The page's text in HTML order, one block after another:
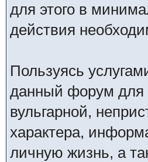
для этого в
действия
Пользуясь
данный форум для
вульгарной,
характера,
личную жизнь, а